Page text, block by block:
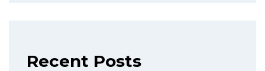
Recent Posts